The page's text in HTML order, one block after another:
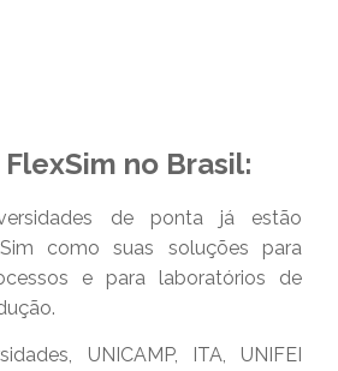
no Brasil:
de ponta já estão
como suas soluções para
e para laboratórios de
UNICAMP, ITA, UNIFEI